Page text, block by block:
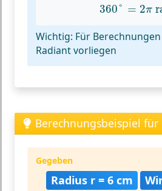
360° = 2π
360° π
Wichtig: Für
Radiant vorliegen
Berechnungsbeispiel
Gegeben
Radius r = 6 cm